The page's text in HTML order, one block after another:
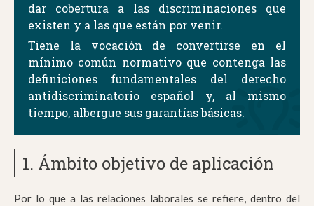
dar cobertura a las discriminaciones que
existen y a las que están por venir.
Tiene la vocación de convertirse en el
mínimo común normativo que contenga las
definiciones fundamentales del derecho
antidiscriminatorio español y, al mismo
tiempo, albergue sus garantías básicas.
1. Ámbito objetivo de aplicación
Por lo que a las relaciones laborales se refiere, dentro del